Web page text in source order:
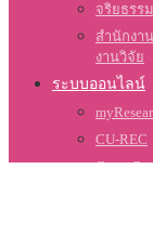
จริยธรร
สำนักงา
งานวิจัย
ระบบออนไลน์
CU-REC
Grant